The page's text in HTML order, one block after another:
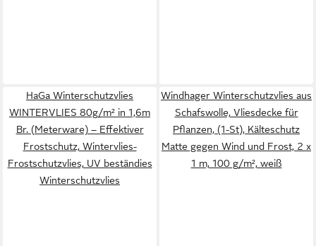
HaGa Winterschutzvlies
WINTERVLIES 80g/m² in 1,6m
Br. (Meterware) – Effektiver
Frostschutz, Wintervlies-
Frostschutzvlies, UV beständies
Winterschutzvlies
Windhager Winterschutzvlies aus
Schafswolle, Vliesdecke für
Pflanzen, (1-St), Kälteschutz
Matte gegen Wind und Frost, 2 x
1 m, 100 g/m², weiß